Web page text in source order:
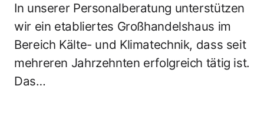
In unserer Personalberatung unterstützen
wir ein etabliertes Großhandelshaus im
Bereich Kälte- und Klimatechnik, dass seit
mehreren Jahrzehnten erfolgreich tätig ist.
Das…